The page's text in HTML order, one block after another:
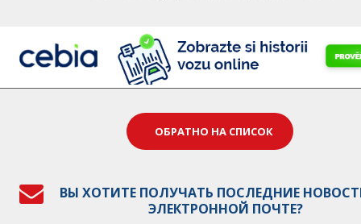
ОБРАТНО НА СПИСОК
ВЫ ХОТИТЕ ПОЛУЧАТЬ ПОСЛЕДНИЕ
ЭЛЕКТРОННОЙ ПОЧТЕ?